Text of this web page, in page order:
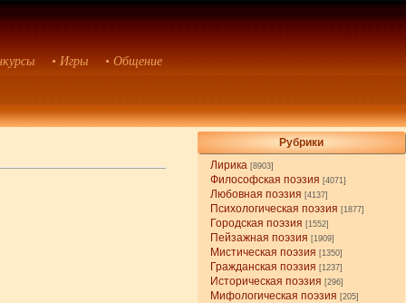
• Игры • Общение
Рубрики
Лирика [8903]
Философская поэзия [4071]
Любовная поэзия [4137]
Психологическая поэзия [1877]
Городская поэзия [1552]
Пейзажная поэзия [1909]
Мистическая поэзия [1350]
Гражданская поэзия [1237]
Историческая поэзия [296]
Мифологическая поэзия [205]